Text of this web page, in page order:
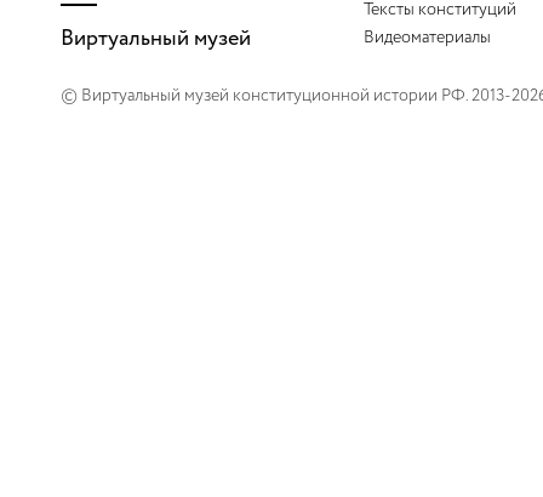
Виртуальный музей
Тексты конституций
Видеоматериалы
© Виртуальный музей конституционной истории РФ. 2013-